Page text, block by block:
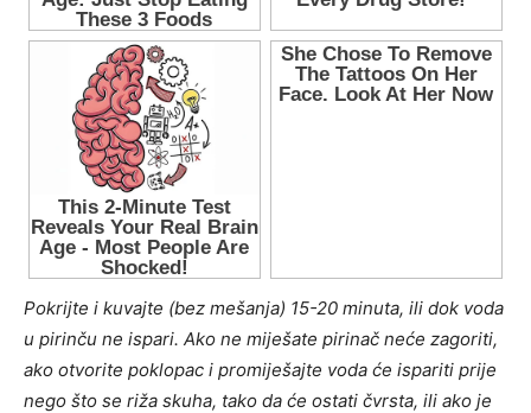
Pokrijte i kuvajte (bez mešanja) 15-20 minuta, ili dok voda
u pirinču ne ispari. Ako ne miješate pirinač neće zagoriti,
ako otvorite poklopac i promiješajte voda će ispariti prije
nego što se riža skuha, tako da će ostati čvrsta, ili ako je